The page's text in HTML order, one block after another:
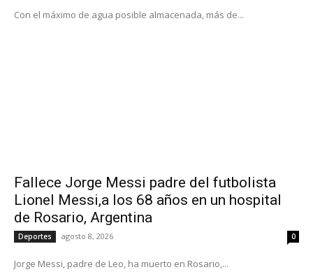
Con el máximo de agua posible almacenada, más de...
Fallece Jorge Messi padre del futbolista
Lionel Messi,a los 68 años en un hospital
de Rosario, Argentina
Deportes agosto 8, 2026 0
Jorge Messi, padre de Leo, ha muerto en Rosario,...